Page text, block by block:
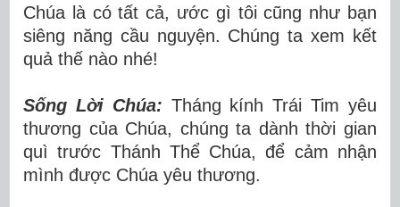
Chúa là có tất cả, ước gì tôi cũng như bạn
siêng năng cầu nguyện. Chúng ta xem kết
quả thế nào nhé!
Sống Lời Chúa: Tháng kính Trái Tim yêu
thương của Chúa, chúng ta dành thời gian
quì trước Thánh Thể Chúa, để cảm nhận
mình được Chúa yêu thương.